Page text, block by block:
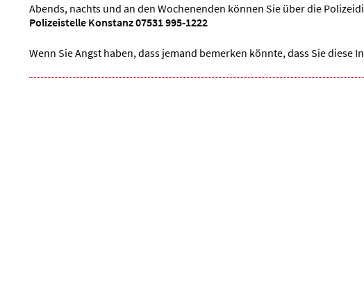
Abends, nachts und an den Wochenenden können Sie über die
Polizeistelle Konstanz 07531 995-1222
Wenn Sie Angst haben, dass jemand bemerken könnte, dass Sie diese